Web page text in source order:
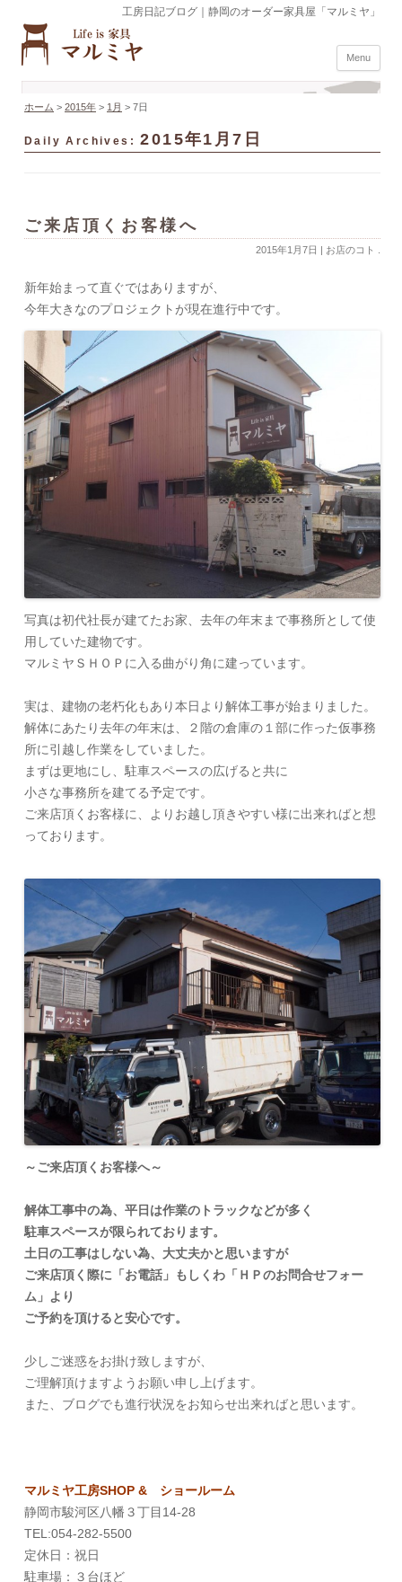
工房日記ブログ｜静岡のオーダー家具屋「マルミヤ」
Menu
ホーム > 2015年 > 1月 > 7日
Daily Archives:2015年1月7日
ご来店頂くお客様へ
2015年1月7日 | お店のコト
新年始まって直ぐではありますが、
今年大きなのプロジェクトが現在進行中です。
写真は初代社長が建てたお家、去年の年末まで事務所として使
用していた建物です。
マルミヤＳＨＯＰに入る曲がり角に建っています。
実は、建物の老朽化もあり本日より解体工事が始まりました。
解体にあたり去年の年末は、２階の倉庫の１部に作った仮事務
所に引越し作業をしていました。
まずは更地にし、駐車スペースの広げると共に
小さな事務所を建てる予定です。
ご来店頂くお客様に、よりお越し頂きやすい様に出来ればと想
っております。
～ご来店頂くお客様へ～
解体工事中の為、平日は作業のトラックなどが多く
駐車スペースが限られております。
土日の工事はしない為、大丈夫かと思いますが
ご来店頂く際に「お電話」もしくわ「ＨＰのお問合せフォー
ム」より
ご予約を頂けると安心です。
少しご迷惑をお掛け致しますが、
ご理解頂けますようお願い申し上げます。
また、ブログでも進行状況をお知らせ出来ればと思います。
マルミヤ工房SHOP & ショールーム
静岡市駿河区八幡３丁目14-28
TEL:054-282-5500
定休日：祝日
駐車場：３台ほど